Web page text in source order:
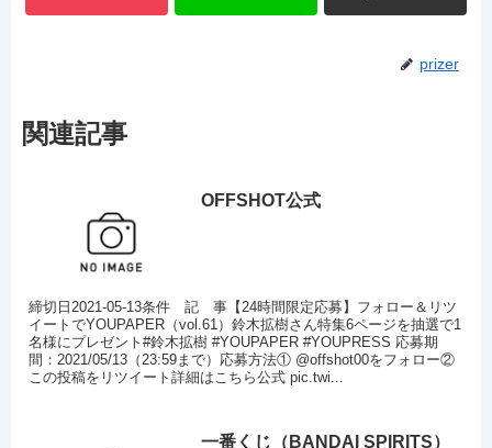
prizer
関連記事
OFFSHOT公式
締切日2021-05-13条件 記 事【24時間限定応募】フォロー＆リツ
イートでYOUPAPER（vol.61）鈴木拡樹さん特集6ページを抽選で1
名様にプレゼント#鈴木拡樹 #YOUPAPER #YOUPRESS 応募期
間：2021/05/13（23:59まで）応募方法① @offshot00をフォロー②
この投稿をリツイート詳細はこちら公式 pic.twi...
一番くじ（BANDAI SPIRITS）